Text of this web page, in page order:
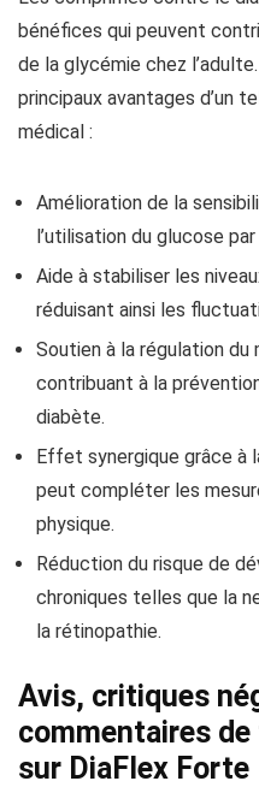
bénéfices qui peuvent
de la glycémie chez
principaux avantages d’un
médical :
Amélioration de la
l’utilisation du glucose par
Aide à stabiliser les
réduisant ainsi les
Soutien à la régulation
contribuant à la
diabète.
Effet synergique grâce à
peut compléter les
physique.
Réduction du risque de
chroniques telles que la
la rétinopathie.
Avis, critiques
commentaires
sur DiaFlex Forte